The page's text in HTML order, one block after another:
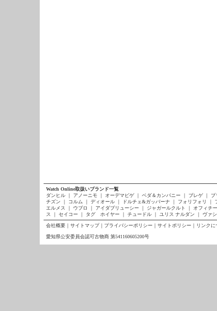
Watch Online取扱いブランド一覧
ダンヒル
｜ アノーニモ ｜ オーデマピゲ ｜ ベダ＆カンパニー ｜ ブレゲ ｜
ブ
チズン
｜ コルム ｜ ディオール ｜ ドルチェ&ガッバーナ ｜ フォリフォリ ｜
エルメス
｜ ウブロ ｜ アイダブリューシー ｜ ジャガールクルト ｜
オフィチ
ス
｜ セイコー ｜ タグ ホイヤー ｜ チュードル ｜ ユリス ナルダン ｜ ヴァ
会社概要 ｜ サイトマップ｜ プライバシーポリシー ｜ サイトポリシー ｜ リンクに
愛知県公安委員会認可古物商 第541160605200号